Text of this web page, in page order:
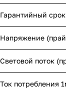
Гарантийный срок
Напряжение
Световой поток
Ток потребления